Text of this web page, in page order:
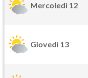
Mercoledì 12
Giovedì 13